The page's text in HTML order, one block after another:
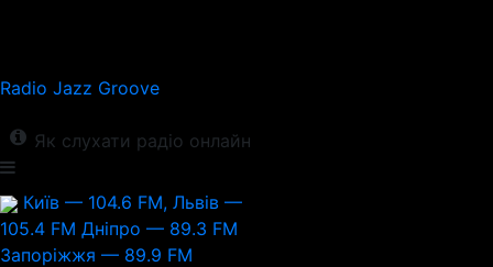
Radio Jazz Groove
Як слухати радіо онлайн
Київ — 104.6 FM, Львів —
105.4 FM Дніпро — 89.3 FM
Запоріжжя — 89.9 FM